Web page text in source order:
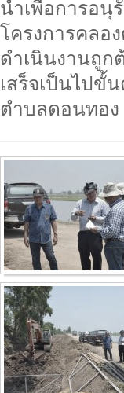
น้ำเพื่อการอ
โครงการคล
ดำเนินงานถูก
เสร็จเป็นไป
ตำบลดอนทอง